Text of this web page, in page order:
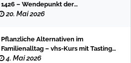
1426 – Wendepunkt der
Landesgeschichte
20. Mai 2026
Pflanzliche Alternativen im
Familienalltag – vhs-Kurs mit Tasting
und einfachen DIY-Rezepten
4. Mai 2026